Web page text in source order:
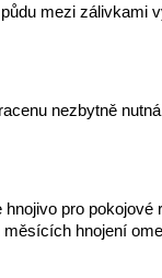
mezi zálivkami
nezbytně
pro
hnojení